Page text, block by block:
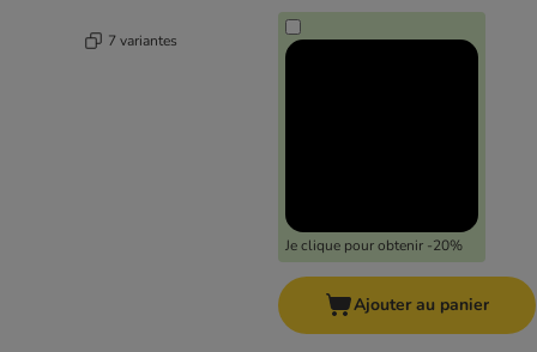
7 variantes
Je clique pour obtenir -20%
Ajouter au panier